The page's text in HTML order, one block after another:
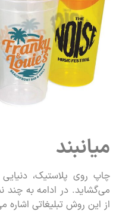
میانبند
چاپ روی پلاستیک، دنیایی
می‌گشاید. در ادامه به چند
از این روش تبلیغاتی اشاره